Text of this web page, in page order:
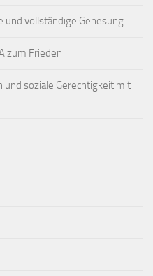
und vollständige Genesung
zum Frieden
und soziale Gerechtigkeit mit